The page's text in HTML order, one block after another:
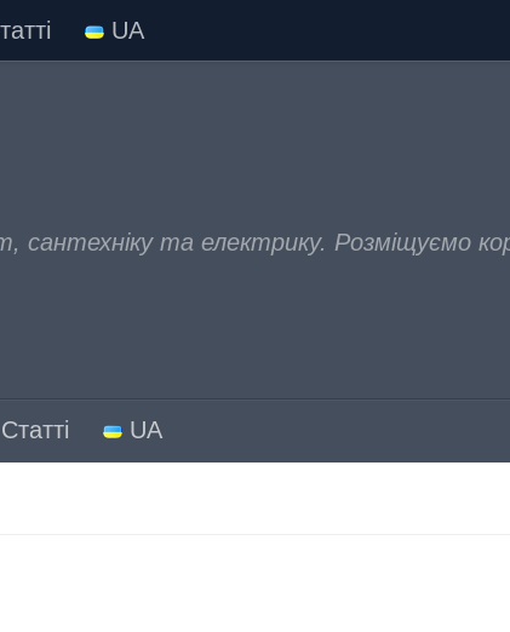
UA
сантехніку та електрику. Розміщуємо
Статті UA